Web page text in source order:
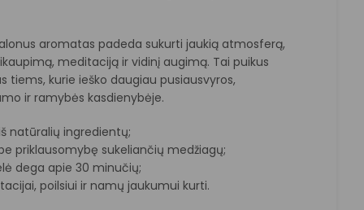
aromatas padeda sukurti jaukią atmosferą,
meditaciją ir vidinį augimą. Tai puikus
tiems, kurie ieško daugiau pusiausvyros,
ir ramybės kasdienybėje.
natūralių ingredientų;
priklausomybę sukeliančių medžiagų;
dega apie 30 minučių;
poilsiui ir namų jaukumui kurti.